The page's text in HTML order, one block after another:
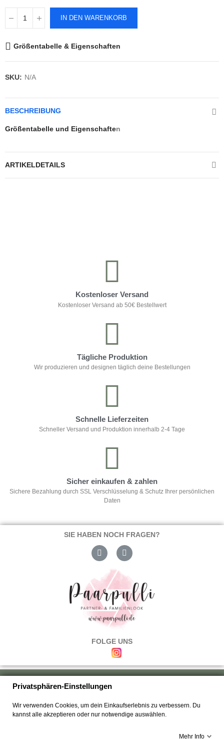
IN DEN WARENKORB
Größentabelle & Eigenschaften
SKU: N/A
BESCHREIBUNG
Größentabelle und Eigenschaften
ARTIKELDETAILS
Kostenloser Versand
Kostenloser Versand ab 50€ Bestellwert
Tägliche Produktion
Wir produzieren und designen täglich deine Bestellungen
Schnelle Lieferzeiten
Schneller Versand und Produktion innerhalb 2-4 Tage
Sicher einkaufen & zahlen
Sichere Bezahlung durch SSL Verschlüsselung & Schutz Ihrer persönlichen
Daten
SIE HABEN NOCH FRAGEN?
FOLGE UNS
Über uns|Versand & Zahlung|Umtausch & Rückgabe
Kontakt
Privatsphären-Einstellungen
Wir verwenden Cookies, um dein Einkaufserlebnis zu verbessern. Du
kannst alle akzeptieren oder nur notwendige auswählen.
Mehr Info